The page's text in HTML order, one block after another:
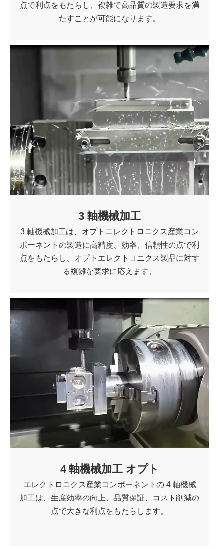
点で利点をもたらし、複雑で高品質の製造要求を満
たすことが可能になります。
3 軸機械加工
3 軸機械加工は、オプトエレクトロニクス産業コン
ポーネントの製造に高精度、効率、信頼性の点で利
点をもたらし、オプトエレクトロニクス製品に対す
る複雑な要求に応えます。
4 軸機械加工 オプト
エレクトロニクス産業コンポーネントの 4 軸機械
加工は、生産効率の向上、品質保証、コスト削減の
点で大きな利点をもたらします。